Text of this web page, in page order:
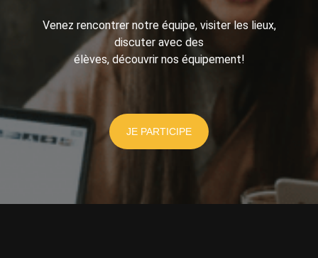
Venez rencontrer notre équipe, visiter les lieux,
discuter avec des
élèves, découvrir nos équipement!
JE PARTICIPE